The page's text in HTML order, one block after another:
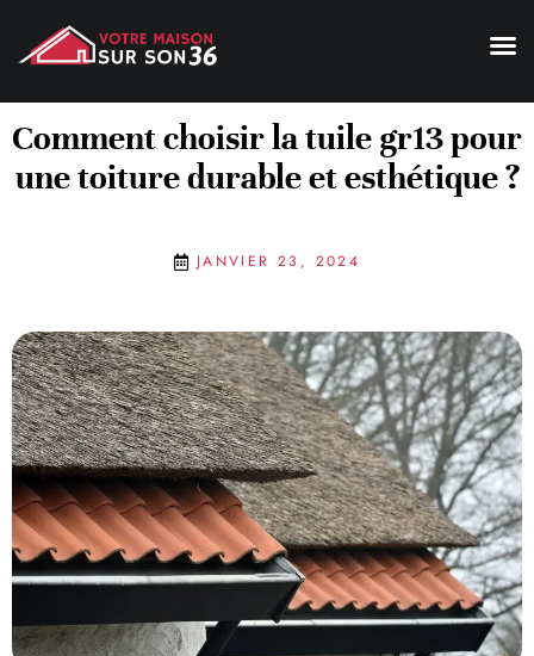
Comment choisir la tuile gr13 pour
une toiture durable et esthétique ?
JANVIER 23, 2024